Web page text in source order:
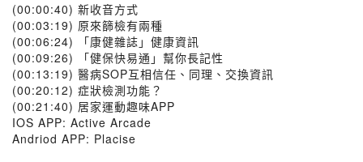
(00:00:40) 新收音方式
(00:03:19) 原來篩檢有兩種
(00:06:24) 「康健雜誌」健康資訊
(00:09:26) 「健保快易通」幫你長記性
(00:13:19) 醫病SOP互相信任、同理、交換資訊
(00:20:12) 症狀檢測功能？
(00:21:40) 居家運動趣味APP
IOS APP: Active Arcade
Andriod APP: Placise